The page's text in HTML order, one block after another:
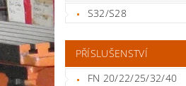
S32/S28
PŘÍSLUŠENSTVÍ
FN 20/22/25/32/40